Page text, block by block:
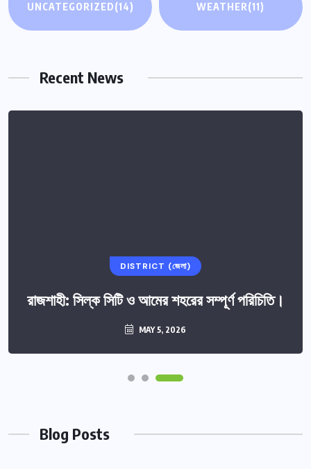
UNCATEGORIZED(14) WEATHER(11)
Recent News
DISTRICT (জেলা)
রাজশাহী: সিল্ক সিটি ও আমের শহরের সম্পূর্ণ পরিচিতি।
MAY 5, 2026
Blog Posts